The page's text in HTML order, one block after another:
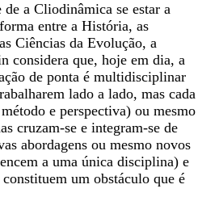
a Cliodinâmica se estar a
entre a História, as
Ciências da Evolução, a
considera que, hoje em dia, a
de ponta é multidisciplinar
lado a lado, mas cada
e perspectiva) ou mesmo
cruzam-se e integram-se de
abordagens ou mesmo novos
a uma única disciplina) e
um obstáculo que é